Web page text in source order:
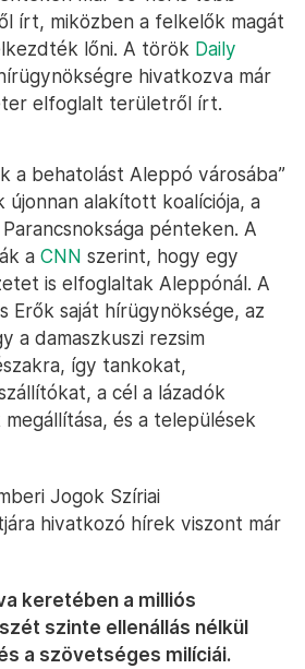
írt, miközben a felkelők magát
lőni. A török Daily
hivatkozva már
elfoglalt területről írt.
a behatolást Aleppó városába”
alakított koalíciója, a
pénteken. A
a CNN szerint, hogy egy
is elfoglaltak Aleppónál. A
Erők saját hírügynöksége, az
a damaszkuszi rezsim
így tankokat,
a cél a lázadók
és a települések
Jogok Szíriai
hivatkozó hírek viszont már
keretében a milliós
szinte ellenállás nélkül
a szövetséges milíciái.